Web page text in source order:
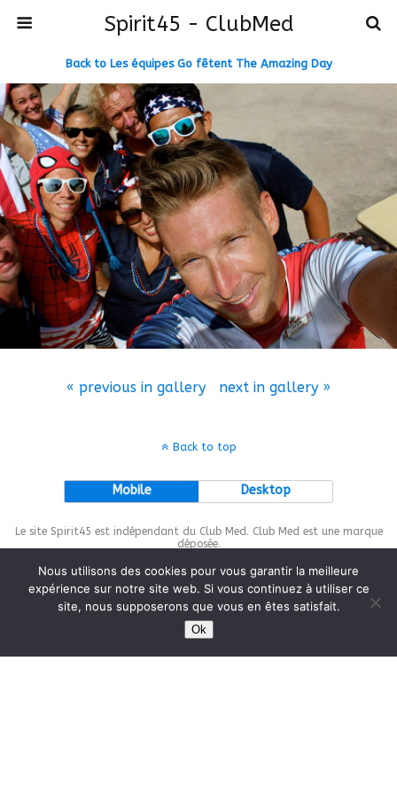
Spirit45 - ClubMed
Back to Les équipes Go fêtent The Amazing Day
« previous in gallery next in gallery »
Back to top
Mobile Desktop
Le site Spirit45 est indépendant du Club Med. Club Med est une marque
déposée.
This site is protected bywp-copyrightpro.com
Nous utilisons des cookies pour vous garantir la meilleure
expérience sur notre site web. Si vous continuez à utiliser ce
site, nous supposerons que vous en êtes satisfait.
Ok